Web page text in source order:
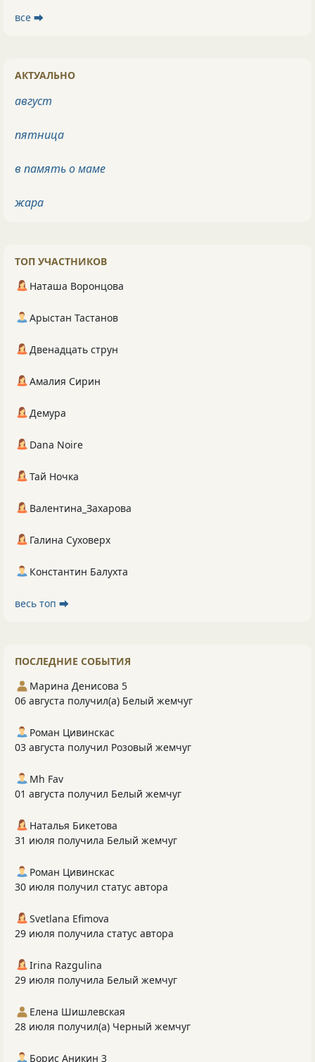
все ⮕
АКТУАЛЬНО
август
пятница
в память о маме
жара
ТОП УЧАСТНИКОВ
Наташа Воронцова
Арыстан Тастанов
Двенадцать струн
Амалия Сирин
Демура
Dana Noire
Тай Ночка
Валентина_Захарова
Галина Суховерх
Константин Балухта
весь топ ⮕
ПОСЛЕДНИЕ СОБЫТИЯ
Марина Денисова 5
06 августа получил(а) Белый жемчуг
Роман Цивинскас
03 августа получил Розовый жемчуг
Mh Fav
01 августа получил Белый жемчуг
Наталья Бикетова
31 июля получила Белый жемчуг
Роман Цивинскас
30 июля получил статус автора
Svetlana Efimova
29 июля получила статус автора
Irina Razgulina
29 июля получила Белый жемчуг
Елена Шишлевская
28 июля получил(а) Черный жемчуг
Борис Аникин 3